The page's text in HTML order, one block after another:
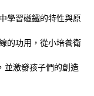
學習磁鐵的特性與原
的功用，從小培養衛
並激發孩子們的創造